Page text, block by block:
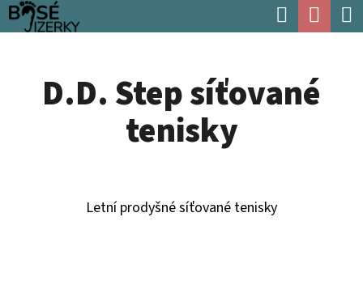
Přejít
na
Hledat
D.D. Step síťované
tenisky
Letní prodyšné síťované tenisky
K
O Zpět
Zpět